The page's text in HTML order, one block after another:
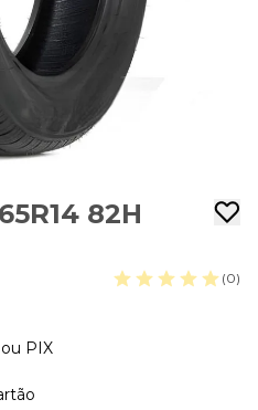
82H
(0)
PIX